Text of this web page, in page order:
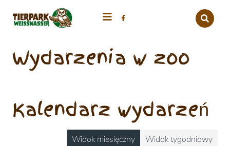
Wydarzenia w zoo
Kalendarz wydarzeń
Widok miesięczny Widok tygodniowy